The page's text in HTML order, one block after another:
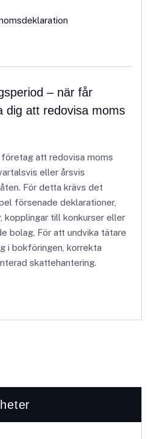
– när får
dig att redovisa moms
att redovisa moms
eller årsvis
För detta krävs det
försenade deklarationer,
kopplingar till konkurser eller
bolag. För att undvika tätare
i bokföringen, korrekta
skattehantering.